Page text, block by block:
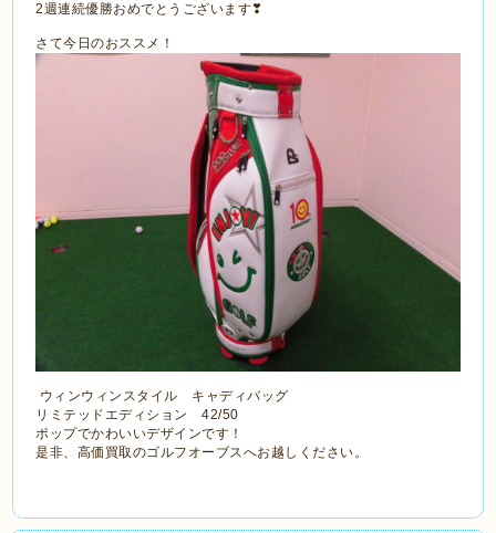
2週連続優勝おめでとうございます❣
さて今日のおススメ！
ウィンウィンスタイル キャディバッグ
リミテッドエディション 42/50
ポップでかわいいデザインです！
是非、高価買取のゴルフオーブスへお越しください。